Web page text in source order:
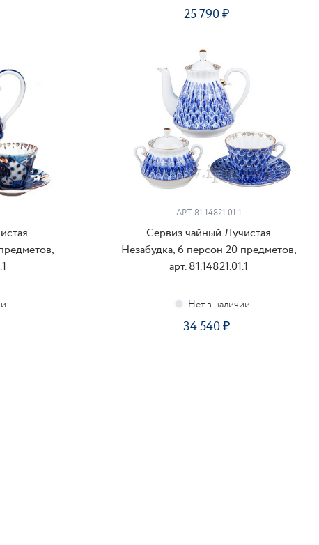
25 790
ПОДПИСАТЬСЯ
АРТ.81.14821.01.1
Сервиз чайный Лучистая
Незабудка, 6 персон 20 предметов,
арт. 81.14821.01.1
34 540